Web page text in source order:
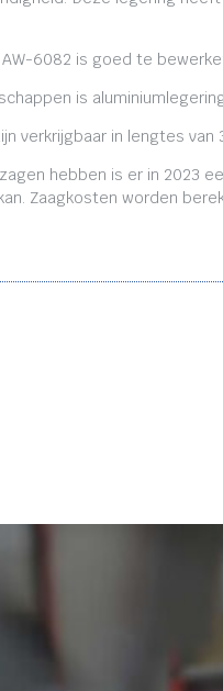
AW-6082 is goed te
is
verkrijgbaar in lengtes
hebben is er in 2023
Zaagkosten worden